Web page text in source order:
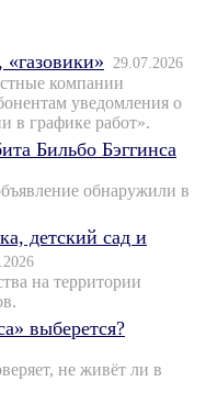
29.07.2026
компании
уведомления о
в графике работ».
Бильбо Бэггинса
обнаружили в
детский сад и
на территории
выберется?
не живёт ли в